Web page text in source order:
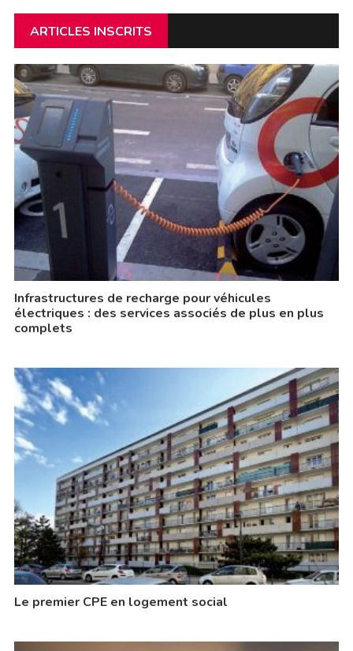
ARTICLES INSCRITS
Infrastructures de recharge pour véhicules
électriques : des services associés de plus en plus
complets
Le premier CPE en logement social